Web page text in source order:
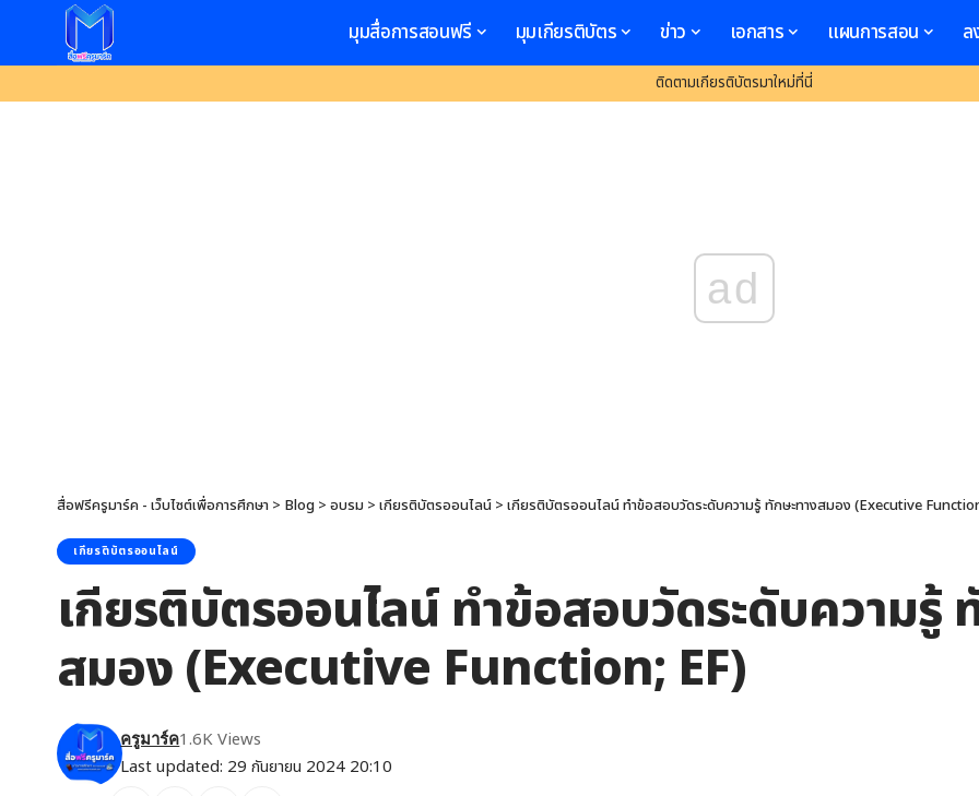
มุมสื่อการสอนฟรี มุมเกียรติบัตร ข่าว เอกสาร แผนการสอน
ติดตามเกียรติบัตรมาใหม่ที่นี่
ad
สื่อฟรีครูมาร์ค - เว็บไซต์เพื่อการศึกษา > Blog > อบรม > เกียรติบัตรออนไลน์ > เกียรติบัตรออนไลน์ ทําข้อสอบวัดระดับความรู้ ทักษะทางสมอง (Executive
เกียรติบัตรออนไลน์
เกียรติบัตรออนไลน์ ทําข้อสอบวัดระดับความรู้
สมอง (Executive Function; EF)
Last updated: 29 กันยายน 2024 20:10
ครูมาร์ค1.6K Views